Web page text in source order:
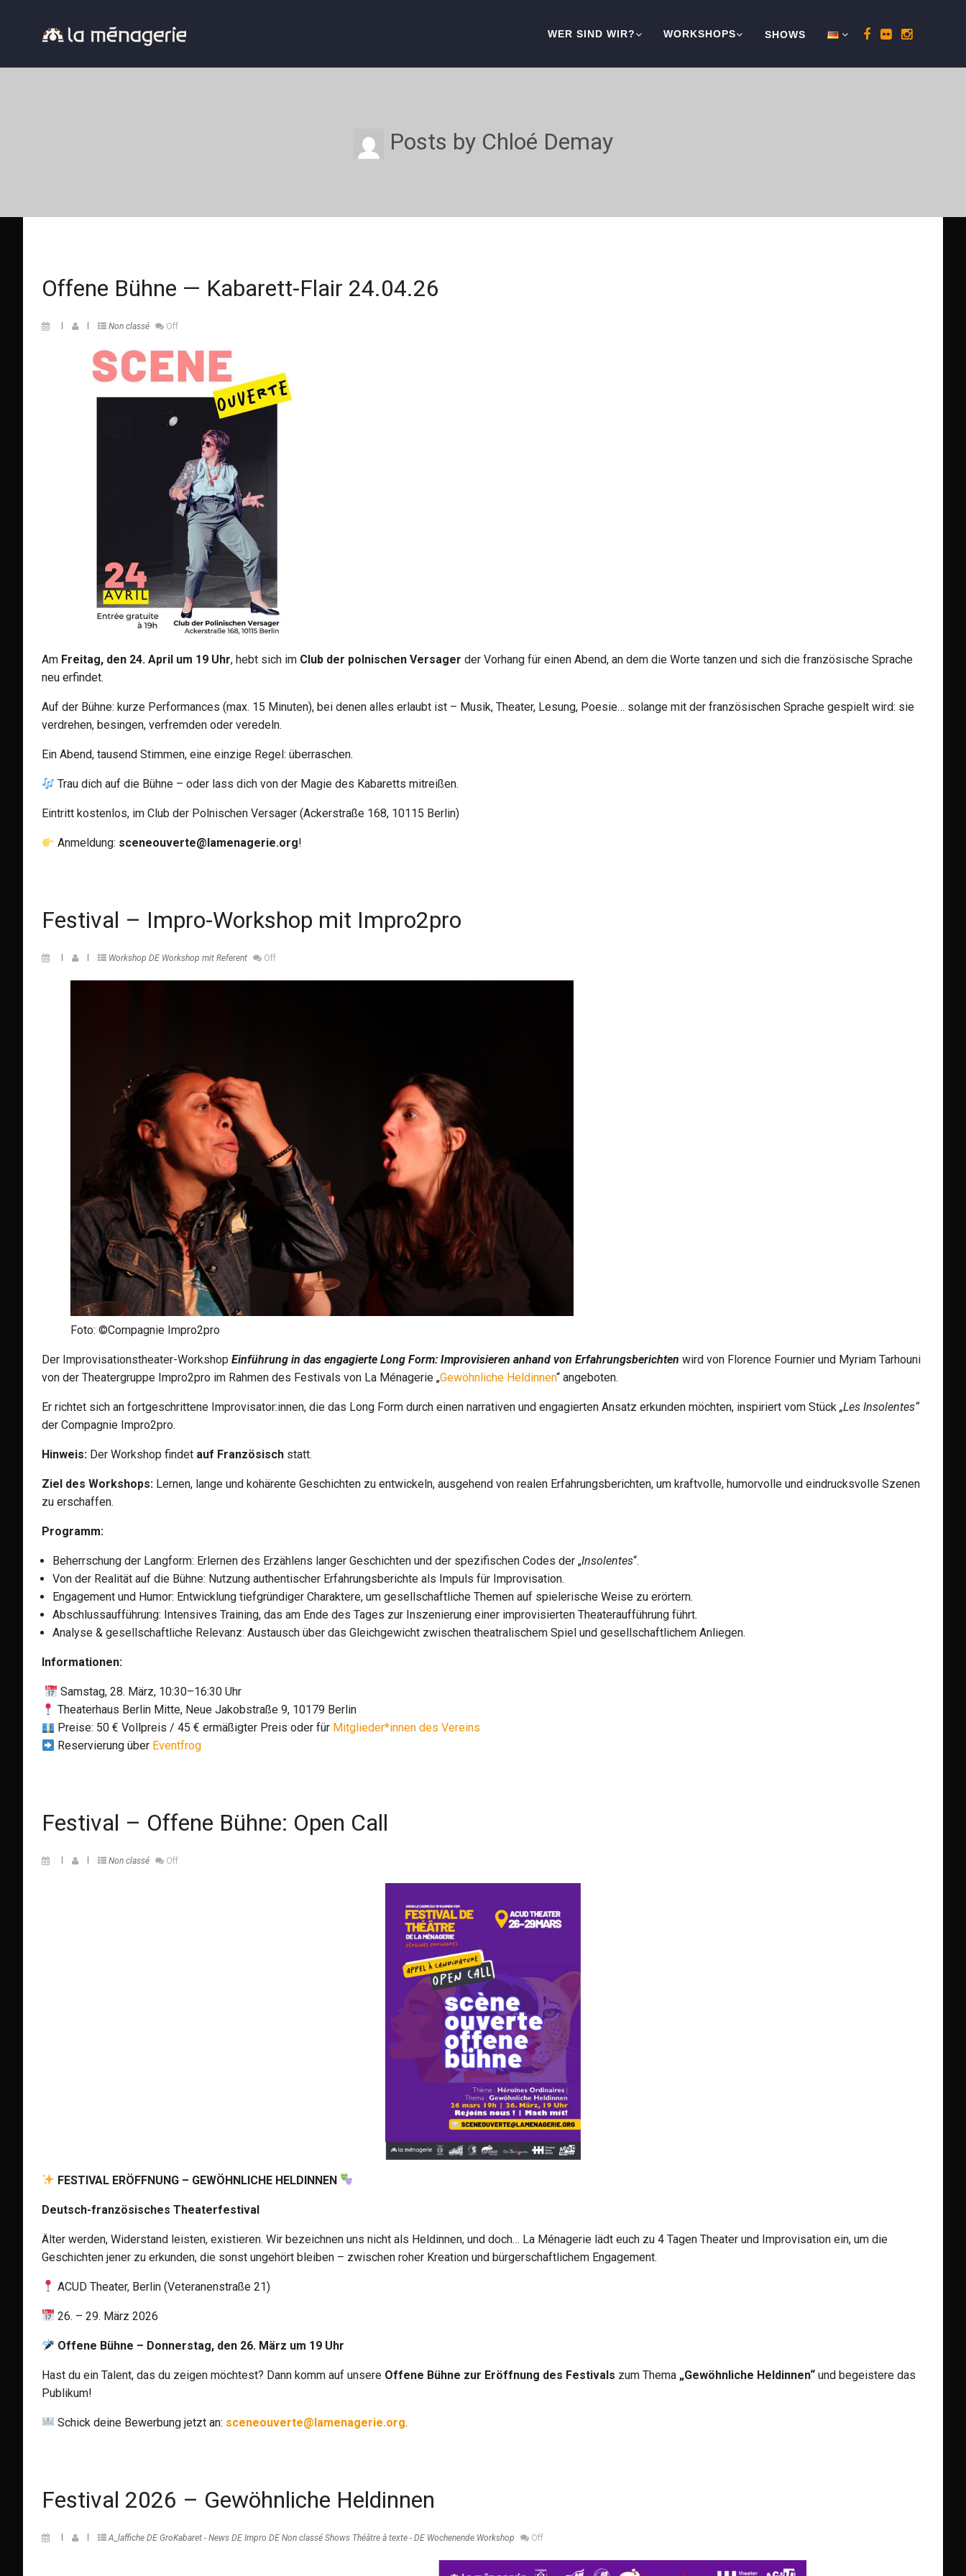
WER SIND WIR? WORKSHOPS SHOWS
Posts by Chloé Demay
Offene Bühne — Kabarett-Flair 24.04.26
Non classé Off
Am Freitag, den 24. April um 19 Uhr, hebt sich im Club der polnischen Versager der Vorhang für einen Abend, an dem die Worte tanzen und sich die französische Sprache
neu erfindet.
Auf der Bühne: kurze Performances (max. 15 Minuten), bei denen alles erlaubt ist – Musik, Theater, Lesung, Poesie… solange mit der französischen Sprache gespielt wird: sie
verdrehen, besingen, verfremden oder veredeln.
Ein Abend, tausend Stimmen, eine einzige Regel: überraschen.
Trau dich auf die Bühne – oder lass dich von der Magie des Kabaretts mitreißen.
Eintritt kostenlos, im Club der Polnischen Versager (Ackerstraße 168, 10115 Berlin)
Anmeldung: sceneouverte@lamenagerie.org!
Festival – Impro-Workshop mit Impro2pro
Workshop DE Workshop mit Referent Off
Foto: ©Compagnie Impro2pro
Der Improvisationstheater-Workshop Einführung in das engagierte Long Form: Improvisieren anhand von Erfahrungsberichten wird von Florence Fournier und Myriam Tarhouni
von der Theatergruppe Impro2pro im Rahmen des Festivals von La Ménagerie „Gewöhnliche Heldinnen“ angeboten.
Er richtet sich an fortgeschrittene Improvisator:innen, die das Long Form durch einen narrativen und engagierten Ansatz erkunden möchten, inspiriert vom Stück„Les Insolentes“
der Compagnie Impro2pro.
Hinweis:Der Workshop findet auf Französischstatt.
Ziel des Workshops:Lernen, lange und kohärente Geschichten zu entwickeln, ausgehend von realen Erfahrungsberichten, um kraftvolle, humorvolle und eindrucksvolle Szenen
zu erschaffen.
Programm:
Beherrschung der Langform: Erlernen des Erzählens langer Geschichten und der spezifischen Codes der „Insolentes“.
Von der Realität auf die Bühne: Nutzung authentischer Erfahrungsberichte als Impuls für Improvisation.
Engagement und Humor: Entwicklung tiefgründiger Charaktere, um gesellschaftliche Themen auf spielerische Weise zu erörtern.
Abschlussaufführung: Intensives Training, das am Ende des Tages zur Inszenierung einer improvisierten Theateraufführung führt.
Analyse & gesellschaftliche Relevanz: Austausch über das Gleichgewicht zwischen theatralischem Spiel und gesellschaftlichem Anliegen.
Informationen:
Samstag, 28. März, 10:30–16:30 Uhr
Theaterhaus Berlin Mitte, Neue Jakobstraße 9, 10179 Berlin
Preise: 50 € Vollpreis / 45 € ermäßigter Preis oder für Mitglieder*innen des Vereins
Reservierung über Eventfrog
Festival – Offene Bühne: Open Call
Non classé Off
FESTIVAL ERÖFFNUNG – GEWÖHNLICHE HELDINNEN
Deutsch-französisches Theaterfestival
Älter werden, Widerstand leisten, existieren. Wir bezeichnen uns nicht als Heldinnen, und doch… La Ménagerie lädt euch zu 4 Tagen Theater und Improvisation ein, um die
Geschichten jener zu erkunden, die sonst ungehört bleiben – zwischen roher Kreation und bürgerschaftlichem Engagement.
ACUD Theater, Berlin (Veteranenstraße 21)
26. – 29. März 2026
Offene Bühne – Donnerstag, den 26. März um 19 Uhr
Hast du ein Talent, das du zeigen möchtest? Dann komm auf unsere Offene Bühne zur Eröffnung des Festivals zum Thema „Gewöhnliche Heldinnen“und begeistere das
Publikum!
Schick deine Bewerbung jetzt an: sceneouverte@lamenagerie.org.
Festival 2026 – Gewöhnliche Heldinnen
A_laffiche DE GroKabaret - News DE Impro DE Non classé Shows Théâtre à texte - DE Wochenende Workshop Off